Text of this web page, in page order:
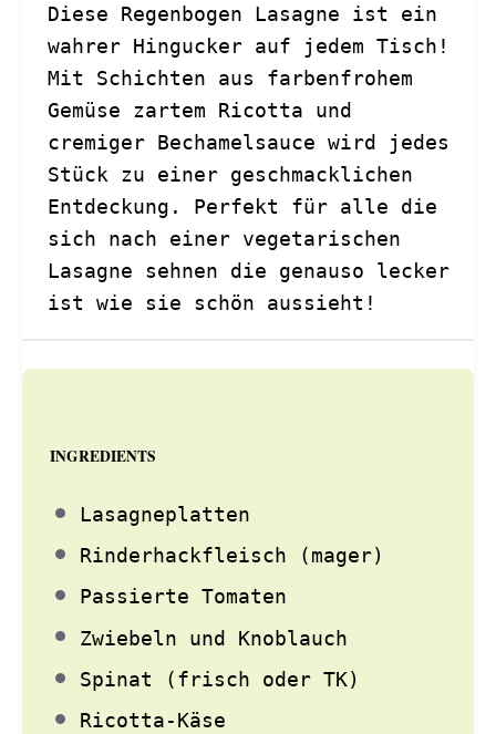
Diese Regenbogen Lasagne ist ein
wahrer Hingucker auf jedem Tisch!
Mit Schichten aus farbenfrohem
Gemüse zartem Ricotta und
cremiger Bechamelsauce wird jedes
Stück zu einer geschmacklichen
Entdeckung. Perfekt für alle die
sich nach einer vegetarischen
Lasagne sehnen die genauso lecker
ist wie sie schön aussieht!
INGREDIENTS
Lasagneplatten
Rinderhackfleisch (mager)
Passierte Tomaten
Zwiebeln und Knoblauch
Spinat (frisch oder TK)
Ricotta-Käse